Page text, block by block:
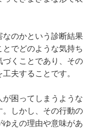
のかという診断結果
でどのような気持ち
くことであり、その
夫することです。
困ってしまうような
しかし、その行動の
えの理由や意味があ